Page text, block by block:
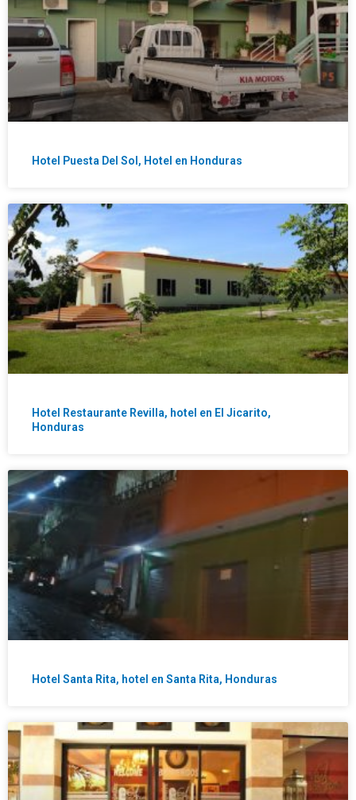
Hotel Puesta Del Sol, Hotel en Honduras
Hotel Restaurante Revilla, hotel en El Jicarito,
Honduras
Hotel Santa Rita, hotel en Santa Rita, Honduras